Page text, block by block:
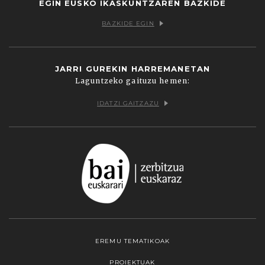
EGIN EUSKO IKASKUNTZAREN BAZKIDE
BAZKIDE EGIN
JARRI GUREKIN HARREMANETAN
Laguntzeko gaituzu hemen:
IDATZI GAITZAZU
EREMU TEMATIKOAK
PROIEKTUAK